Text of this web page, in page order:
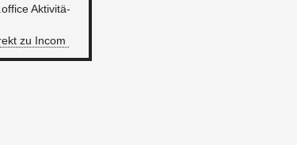
Ak­ti­vi­tä­
zu Incom